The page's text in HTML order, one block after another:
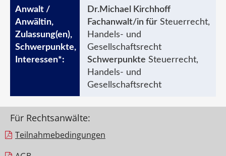
Dr.Michael Kirchhoff
Fachanwalt/in für Steuerrecht,
Handels- und
Gesellschaftsrecht
Schwerpunkte Steuerrecht,
Handels- und
Gesellschaftsrecht
Für Rechtsanwälte:
Teilnahme­bedingungen